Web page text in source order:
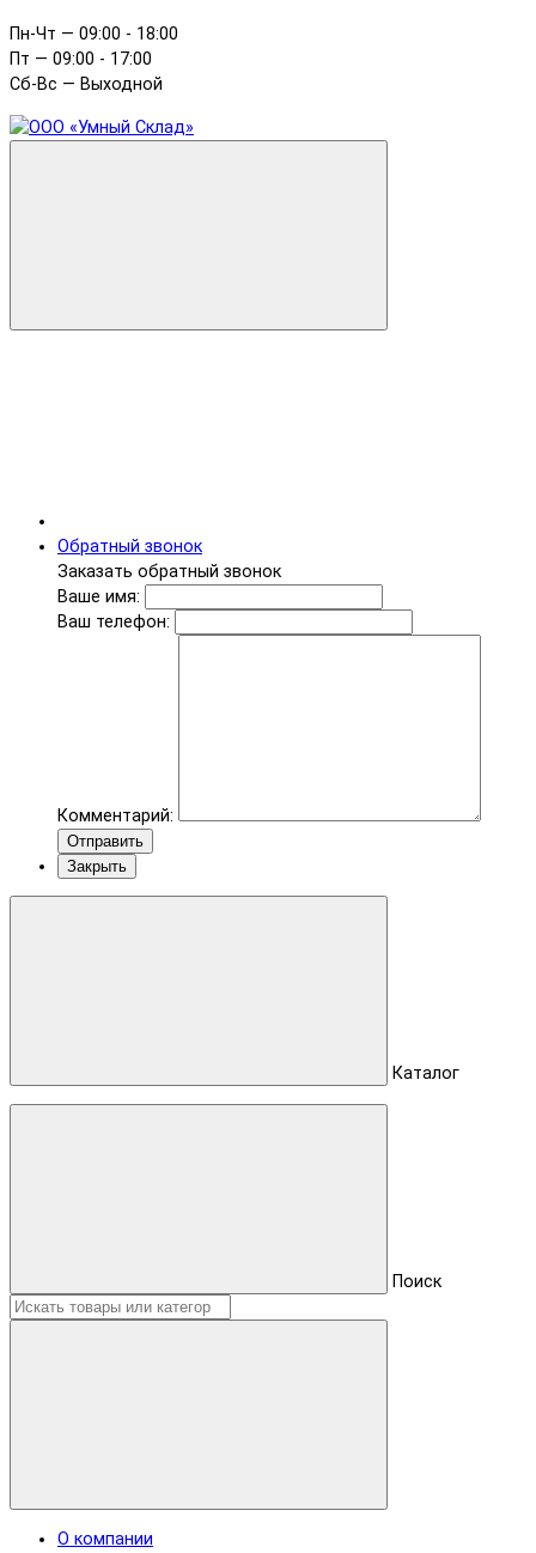
Пн-Чт — 09:00 - 18:00
Пт — 09:00 - 17:00
Сб-Вс — Выходной
Обратный звонок
Заказать обратный звонок
Ваше имя:
Ваш телефон:
Комментарий:
Отправить
Закрыть
Каталог
Поиск
О компании